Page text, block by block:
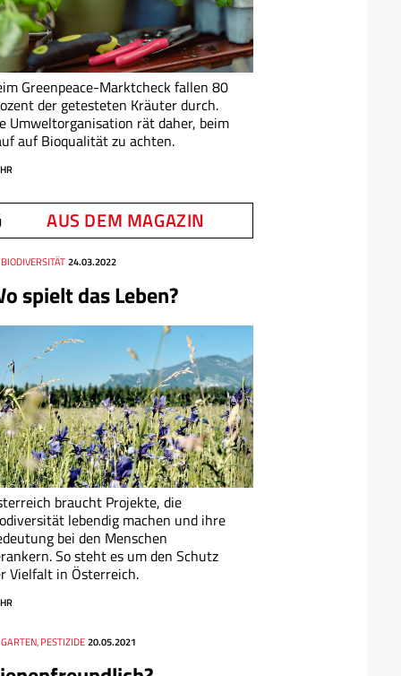
Greenpeace-Marktcheck fallen 80
der getesteten Kräuter durch.
Umweltorganisation rät daher, beim
auf Bioqualität zu achten.
AUS DEM MAGAZIN
spielt das Leben?
24.03.2022
braucht Projekte, die
lebendig machen und ihre
bei den Menschen
So steht es um den Schutz
Vielfalt in Österreich.
PESTIZIDE 20.05.2021